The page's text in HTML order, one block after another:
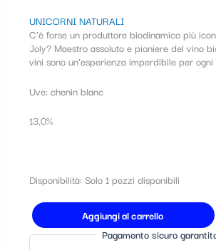
UNICORNI NATURALI
C’è forse un produttore biodinamico più
Joly? Maestro assoluto e pioniere del vino
vini sono un’esperienza imperdibile per
Uve: chenin blanc
13,0%
Disponibilità: Solo 1 pezzi disponibili
Aggiungi al carrello
Pagamento sicuro